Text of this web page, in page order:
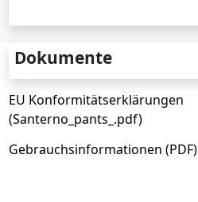
Dokumente
EU Konformitätserklärungen
(Santerno_pants_.pdf)
Gebrauchsinformationen (PDF)